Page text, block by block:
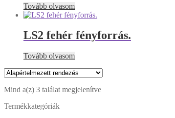
Tovább olvasom
LS2 fehér fényforrás.
Tovább olvasom
Mind a(z) 3 találat megjelenítve
Termékkategóriák